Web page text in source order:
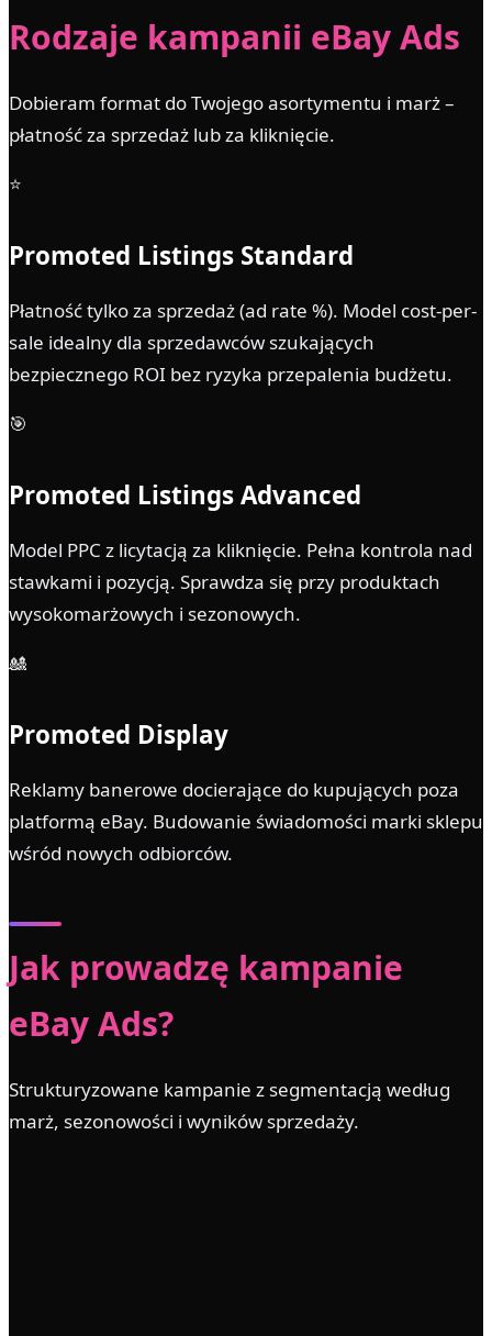
Rodzaje kampanii eBay Ads
Dobieram format do Twojego asortymentu i marż –
płatność za sprzedaż lub za kliknięcie.
⭐
Promoted Listings Standard
Płatność tylko za sprzedaż (ad rate %). Model cost-per-
sale idealny dla sprzedawców szukających
bezpiecznego ROI bez ryzyka przepalenia budżetu.
🎯
Promoted Listings Advanced
Model PPC z licytacją za kliknięcie. Pełna kontrola nad
stawkami i pozycją. Sprawdza się przy produktach
wysokomarżowych i sezonowych.
🎎
Promoted Display
Reklamy banerowe docierające do kupujących poza
platformą eBay. Budowanie świadomości marki sklepu
wśród nowych odbiorców.
Jak prowadzę kampanie
eBay Ads?
Strukturyzowane kampanie z segmentacją według
marż, sezonowości i wyników sprzedaży.